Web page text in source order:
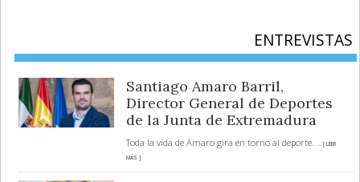
ENTREVISTAS
Santiago Amaro Barril,
Director General de Deportes
de la Junta de Extremadura
Toda la vida de Amaro gira en torno al deporte. ... [ LEER
MÁS ]